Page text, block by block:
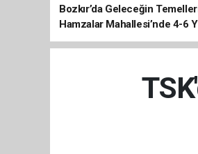
Bozkır’da Geleceğin
Hamzalar Mahallesi’nde 4-6
Kursu İnşaatı Başladı